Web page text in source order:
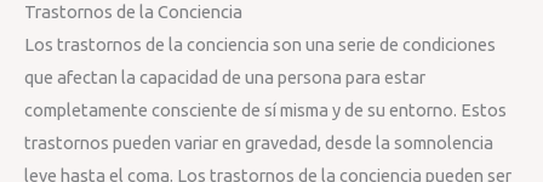
Trastornos de la Conciencia
Los trastornos de la conciencia son una serie de condiciones
que afectan la capacidad de una persona para estar
completamente consciente de sí misma y de su entorno. Estos
trastornos pueden variar en gravedad, desde la somnolencia
leve hasta el coma. Los trastornos de la conciencia pueden ser